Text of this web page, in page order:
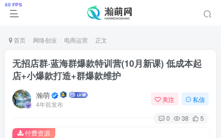
首页 网络创业 电商运营 正文
无招店群·蓝海群爆款特训营(10月新课) 低成本起
店+小爆款打造+群爆款维护
瀚萌
4年前发布
关注 私信
0 38 5
付费资源